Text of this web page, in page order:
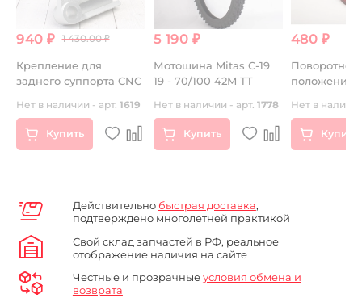
940 ₽ 1 430.00 ₽
Крепление для
заднего суппорта CNC
Нет в наличии - арт. 1619
Купить
5 190 ₽
Мотошина Mitas C-19
19 - 70/100 42M TT
Нет в наличии - арт. 1778
Купить
480 ₽
Поворотное
положения
Нет в
Купить
Действительно быстрая доставка,
подтверждено многолетней практикой
Свой склад запчастей в РФ, реальное
отображение наличия на сайте
Честные и прозрачныеусловия обмена и
возврата